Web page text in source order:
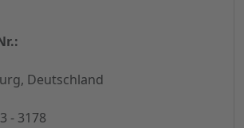
Deutschland
- 3178